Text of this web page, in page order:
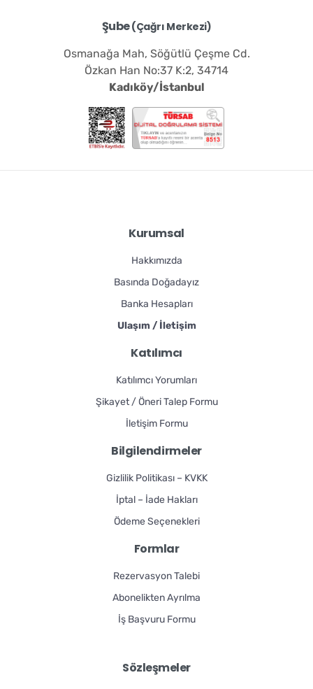
Şube(Çağrı Merkezi)
Osmanağa Mah, Söğütlü Çeşme Cd.
Özkan Han No:37 K:2, 34714
Kadıköy/İstanbul
Kurumsal
Hakkımızda
Basında Doğadayız
Banka Hesapları
Ulaşım / İletişim
Katılımcı
Katılımcı Yorumları
Şikayet / Öneri Talep Formu
İletişim Formu
Bilgilendirmeler
Gizlilik Politikası – KVKK
İptal – İade Hakları
Ödeme Seçenekleri
Formlar
Rezervasyon Talebi
Abonelikten Ayrılma
İş Başvuru Formu
Sözleşmeler